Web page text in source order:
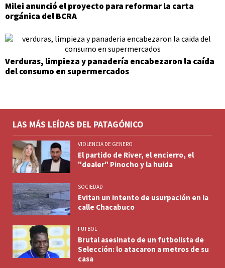
Milei anunció el proyecto para reformar la carta
orgánica del BCRA
Verduras, limpieza y panadería encabezaron la caída
del consumo en supermercados
LAS MÁS LEÍDAS DEL PATAGÓNICO
VIOLENCIA DE GENERO
El partido de River, el encierro, el
"dealer" Pinocho y la huida
SOCIEDAD
Evitan un intento de usurpación en la
calle Chacabuco
FUTBOL
Brutal asesinato de un futbolista de
Selección: lo atacaron a metros de su
casa